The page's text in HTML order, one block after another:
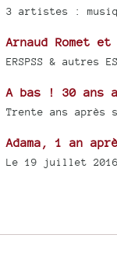
3 artistes :
Arnaud Romet
ERSPSS & autres
A bas ! 30 ans
Trente ans après
Adama, 1 an
Le 19 juillet